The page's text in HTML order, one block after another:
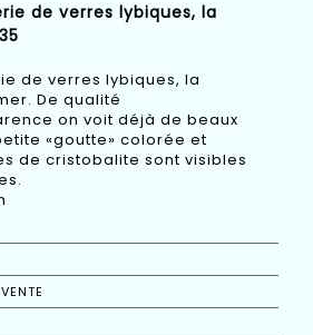
de verres lybiques, la
de verres lybiques, la
De qualité
on voit déjà de beaux
«goutte» colorée et
de cristobalite sont visibles